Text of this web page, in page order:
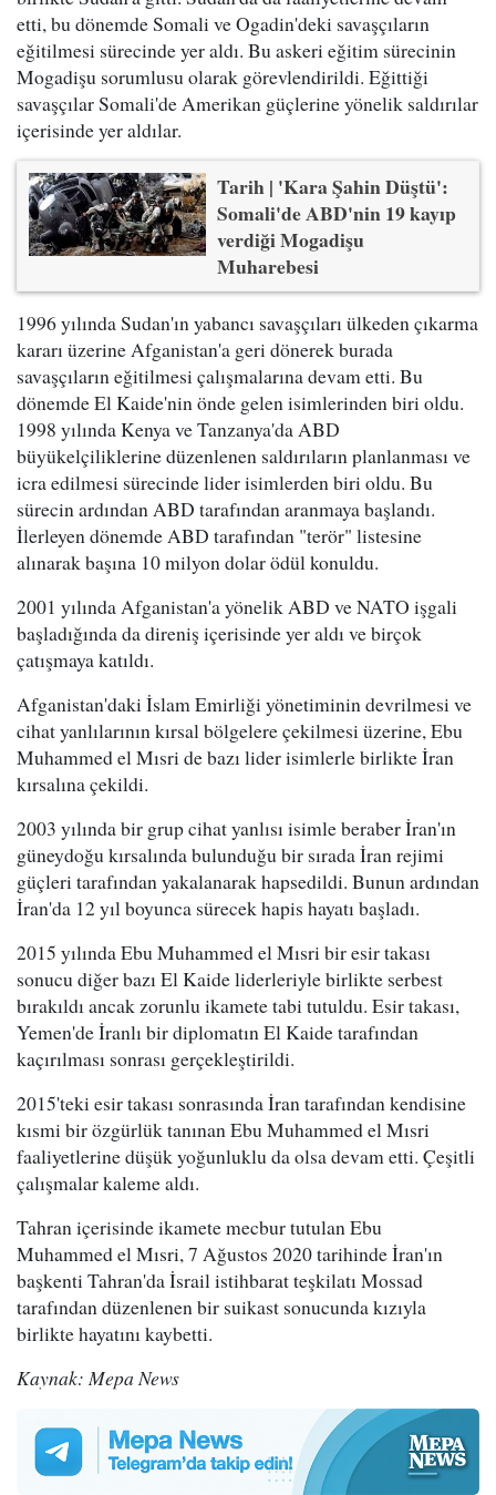
etti, bu dönemde Somali ve Ogadin'deki savaşçıların
eğitilmesi sürecinde yer aldı. Bu askeri eğitim sürecinin
Mogadişu sorumlusu olarak görevlendirildi. Eğittiği
savaşçılar Somali'de Amerikan güçlerine yönelik saldırılar
içerisinde yer aldılar.
Tarih | 'Kara Şahin Düştü':
Somali'de ABD'nin 19 kayıp
verdiği Mogadişu
Muharebesi
1996 yılında Sudan'ın yabancı savaşçıları ülkeden çıkarma
kararı üzerine Afganistan'a geri dönerek burada
savaşçıların eğitilmesi çalışmalarına devam etti. Bu
dönemde El Kaide'nin önde gelen isimlerinden biri oldu.
1998 yılında Kenya ve Tanzanya'da ABD
büyükelçiliklerine düzenlenen saldırıların planlanması ve
icra edilmesi sürecinde lider isimlerden biri oldu. Bu
sürecin ardından ABD tarafından aranmaya başlandı.
İlerleyen dönemde ABD tarafından "terör" listesine
alınarak başına 10 milyon dolar ödül konuldu.
2001 yılında Afganistan'a yönelik ABD ve NATO işgali
başladığında da direniş içerisinde yer aldı ve birçok
çatışmaya katıldı.
Afganistan'daki İslam Emirliği yönetiminin devrilmesi ve
cihat yanlılarının kırsal bölgelere çekilmesi üzerine, Ebu
Muhammed el Mısri de bazı lider isimlerle birlikte İran
kırsalına çekildi.
2003 yılında bir grup cihat yanlısı isimle beraber İran'ın
güneydoğu kırsalında bulunduğu bir sırada İran rejimi
güçleri tarafından yakalanarak hapsedildi. Bunun ardından
İran'da 12 yıl boyunca sürecek hapis hayatı başladı.
2015 yılında Ebu Muhammed el Mısri bir esir takası
sonucu diğer bazı El Kaide liderleriyle birlikte serbest
bırakıldı ancak zorunlu ikamete tabi tutuldu. Esir takası,
Yemen'de İranlı bir diplomatın El Kaide tarafından
kaçırılması sonrası gerçekleştirildi.
2015'teki esir takası sonrasında İran tarafından kendisine
kısmi bir özgürlük tanınan Ebu Muhammed el Mısri
faaliyetlerine düşük yoğunluklu da olsa devam etti. Çeşitli
çalışmalar kaleme aldı.
Tahran içerisinde ikamete mecbur tutulan Ebu
Muhammed el Mısri, 7 Ağustos 2020 tarihinde İran'ın
başkenti Tahran'da İsrail istihbarat teşkilatı Mossad
tarafından düzenlenen bir suikast sonucunda kızıyla
birlikte hayatını kaybetti.
Kaynak: Mepa News